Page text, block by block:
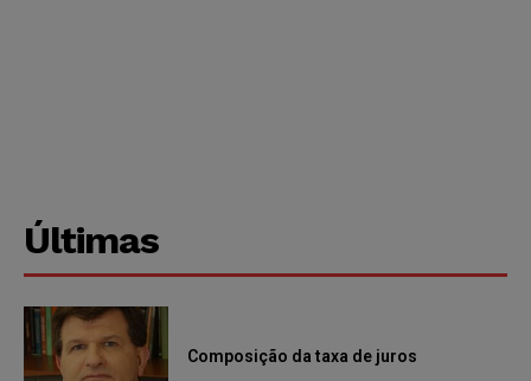
Últimas
Composição da taxa de juros